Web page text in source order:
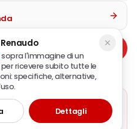
Aggiungi
Modifica
rosso/bianco · Confezione
sopra l'immagine di un
ricevere subito tutte le
specifiche, alternative,
Dettagli